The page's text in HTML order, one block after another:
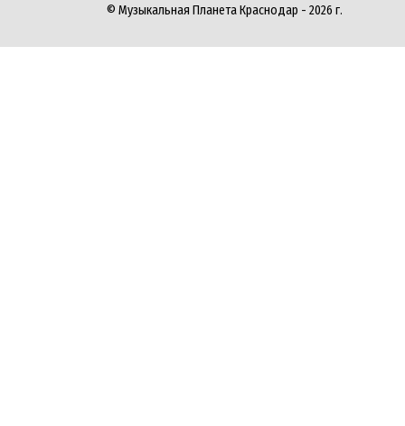
© Музыкальная Планета Краснодар - 2026 г.